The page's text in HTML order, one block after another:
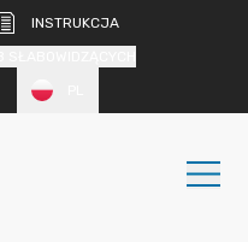
INSTRUKCJA